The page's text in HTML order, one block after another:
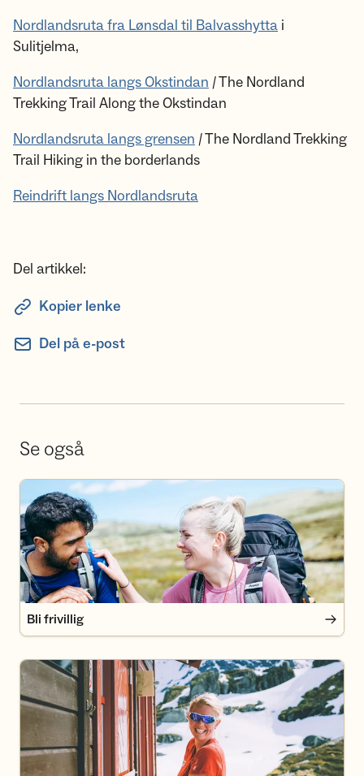
Nordlandsruta fra Lønsdal til Balvasshytta i
Sulitjelma,
Nordlandsruta langs Okstindan / The Nordland
Trekking Trail Along the Okstindan
Nordlandsruta langs grensen / The Nordland Trekking
Trail Hiking in the borderlands
Reindrift langs Nordlandsruta
Del artikkel:
Kopier lenke
Del på e-post
Se også
Bli frivillig
Bli frivillig
Bli medlem